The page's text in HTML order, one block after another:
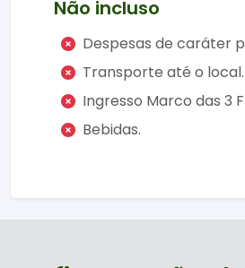
Localizado dentro do
restaurante proporciona
do encontro dos rios
cenário que marca a divisa
Ambiente confortável
Não incluso
Despesas de caráter
Transporte até o local.
Ingresso Marco das 3
Bebidas.